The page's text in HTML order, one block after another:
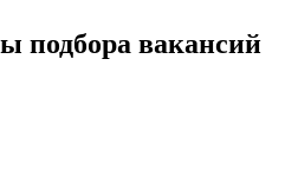
подбора вакансий